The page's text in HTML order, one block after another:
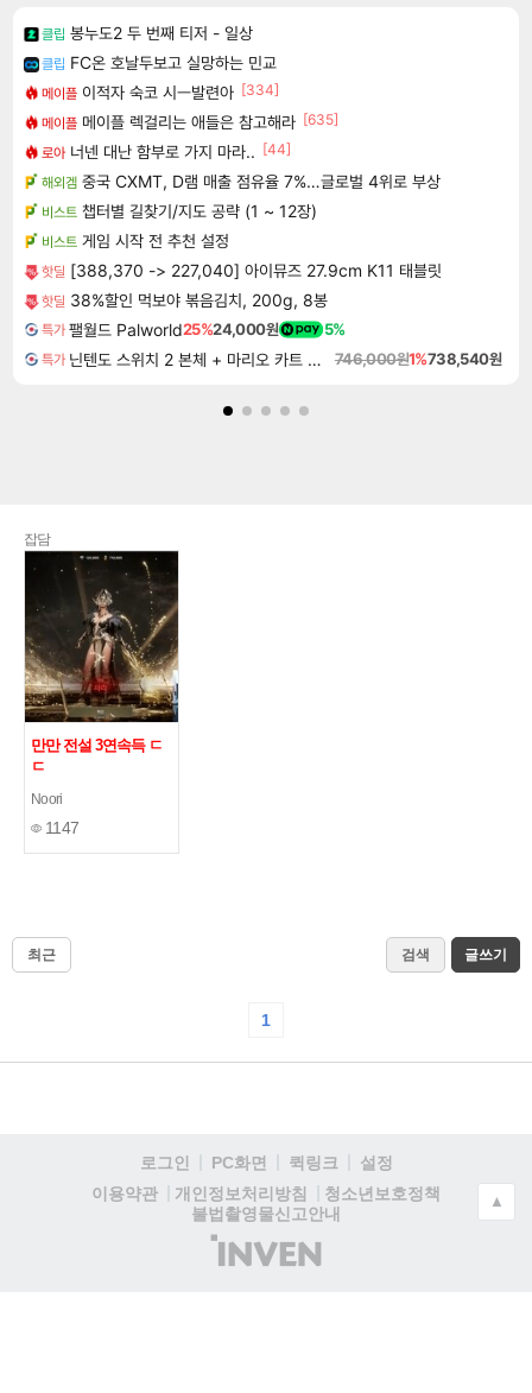
클립 봉누도2 두 번째 티저 - 일상
클립 FC온 호날두보고 실망하는 민교
메이플 이적자 숙코 시ㅡ발련아 [334]
메이플 메이플 렉걸리는 애들은 참고해라 [635]
로아 너넨 대난 함부로 가지 마라.. [44]
해외겜 중국 CXMT, D램 매출 점유율 7%…글로벌 4위로 부상
비스트 챕터별 길찾기/지도 공략 (1 ~ 12장)
비스트 게임 시작 전 추천 설정
핫딜 [388,370 -> 227,040] 아이뮤즈 27.9cm K11 태블릿
핫딜 38%할인 먹보야 볶음김치, 200g, 8봉
특가 팰월드 Palworld25%24,000원 5%
특가 닌텐도 스위치 2 본체 + 마리오 카트 월드 746,000원1%738,540원
잡담
만만 전설 3연속득 ㄷ
ㄷ
Noori
1147
최근 검색 글쓰기
1
로그인 PC화면 퀵링크
설정
이용약관
개인정보처리방침
청소년보호정책
불법촬영물신고안내
(주)
인
▲